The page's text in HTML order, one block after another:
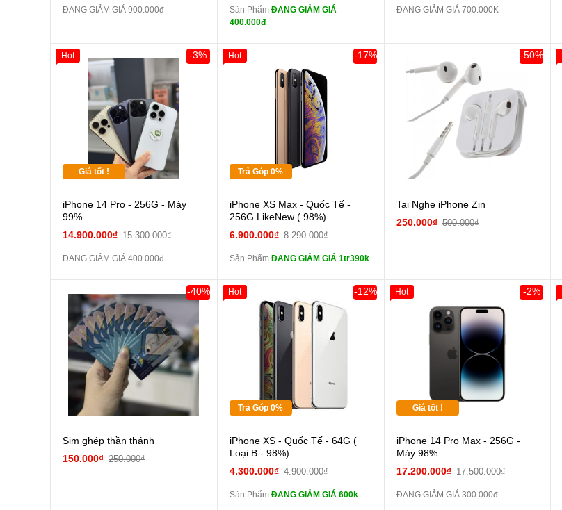
ĐANG GIẢM GIÁ 900.000đ
Pin dự phòng và
các Phụ Kiện Khác
Sản Phẩm ĐANG GIẢM GIÁ
400.000đ
ĐANG GIẢM GIÁ 700.000K
Giá tốt !
iPhone 14 Pro - 256G - Máy
99%
14.900.000₫ 15.300.000₫
-3%
ĐANG GIẢM GIÁ 400.000đ
Hot
Trả Góp 0%
Giảm 100.000đ
Khách Hàng
Tặng
Cường lực 10D full
màn
tai nghe iPhone 6S
zin
Đổi Sạc Cáp ZIN
Pin dự phòng và
các Phụ Kiện Khác
iPhone XS Max - Quốc Tế -
256G LikeNew ( 98%)
6.900.000₫ 8.290.000₫
-17%
Sản Phẩm ĐANG GIẢM GIÁ 1tr390k
Hot
Tai Nghe iPhone Zin
250.000₫ 500.000₫
-50%
Sim ghép thần thánh
150.000₫ 250.000₫
-40%
Trả Góp 0%
Giảm 100.000đ
Khách Hàng
Thân Thiết
Tặng
Tặng
Cường lực 10D full
màn
tai nghe iPhone 6S
iPhone XS - Quốc Tế - 64G (
Loại B - 98%)
4.300.000₫ 4.900.000₫
-12%
Sản Phẩm ĐANG GIẢM GIÁ 600k
Hot
Giá tốt !
iPhone 14 Pro Max - 256G -
Máy 98%
17.200.000₫ 17.500.000₫
-2%
ĐANG GIẢM GIÁ 300.000đ
Hot